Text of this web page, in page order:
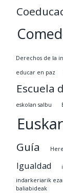
Derechos de la
educar en paz
Escuela
eskolan salbu
Guía
Igualdad
indarkeriarik
baliabideak